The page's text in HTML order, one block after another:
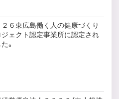
２６東広島働く人の健康づくり
ジェクト認定事業所に認定され
。